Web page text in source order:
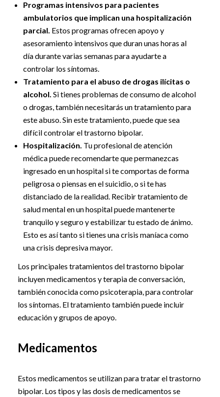
Programas intensivos para pacientes
ambulatorios que implican una hospitalización
parcial. Estos programas ofrecen apoyo y
asesoramiento intensivos que duran unas horas al
día durante varias semanas para ayudarte a
controlar los síntomas.
Tratamiento para el abuso de drogas ilícitas o
alcohol.Si tienes problemas de consumo de alcohol
o drogas, también necesitarás un tratamiento para
este abuso. Sin este tratamiento, puede que sea
difícil controlar el trastorno bipolar.
Hospitalización. Tu profesional de atención
médica puede recomendarte que permanezcas
ingresado en un hospital si te comportas de forma
peligrosa o piensas en el suicidio, o si te has
distanciado de la realidad. Recibir tratamiento de
salud mental en un hospital puede mantenerte
tranquilo y seguro y estabilizar tu estado de ánimo.
Esto es así tanto si tienes una crisis maníaca como
una crisis depresiva mayor.
Los principales tratamientos del trastorno bipolar
incluyen medicamentos y terapia de conversación,
también conocida como psicoterapia, para controlar
los síntomas. El tratamiento también puede incluir
educación y grupos de apoyo.
Medicamentos
Estos medicamentos se utilizan para tratar el trastorno
bipolar. Los tipos y las dosis de medicamentos se